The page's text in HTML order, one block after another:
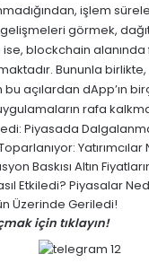
işlem
görmek,
blockchain
Bununla birlikte,
bu açılardan dApp’ın
rafa
Piyasada
Yatırımcılar
Baskısı Altın
Etkiledi? Piyasalar
Üzerinde Geriledi!
için tıklayın!